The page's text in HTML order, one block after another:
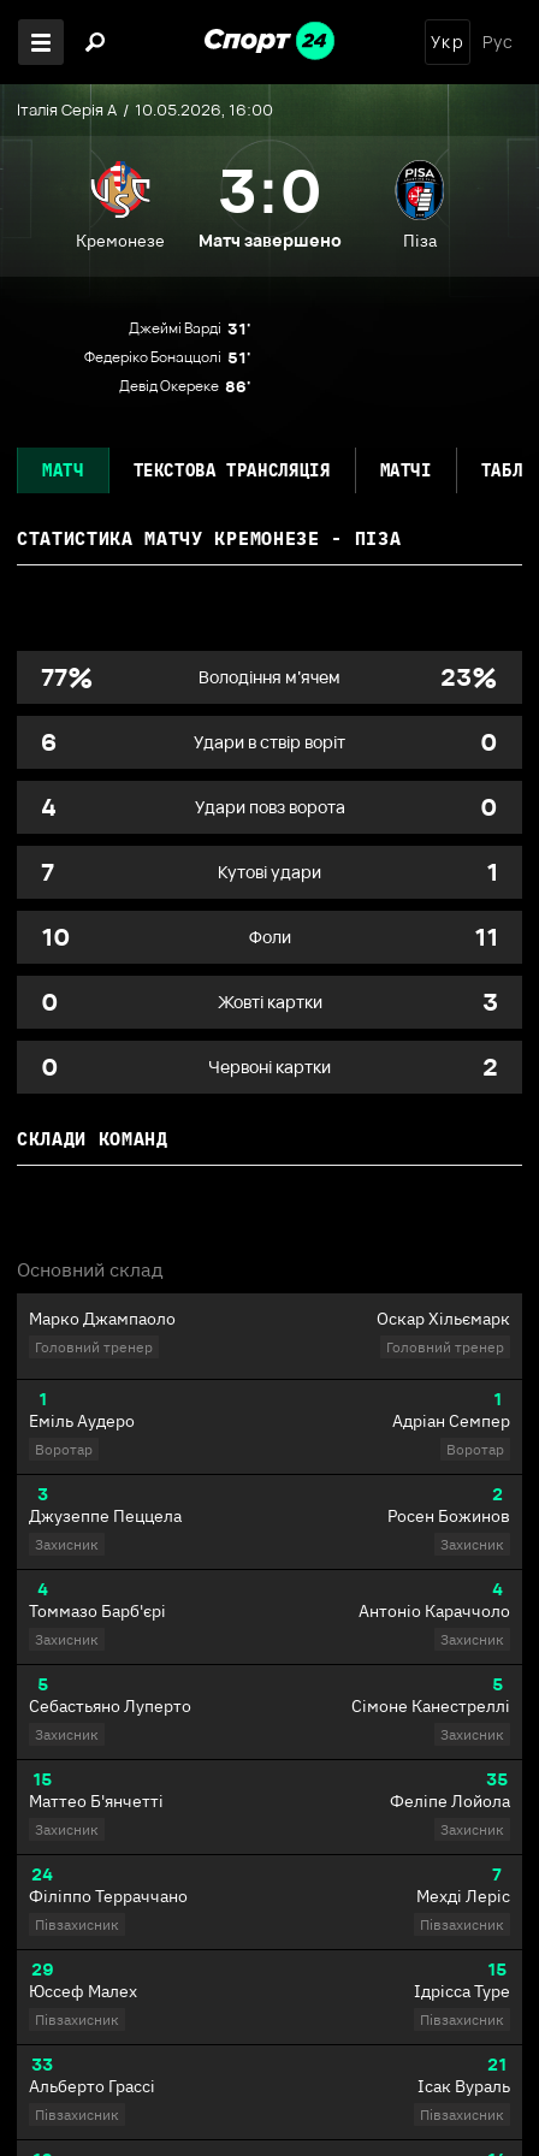
Укр Рус
Італія Серія А 10.05.2026, 16:00
Кремонезе
3:0
Матч завершено Піза
Джеймі Варді 31'
Федеріко Бонаццолі 51'
Девід Окереке 86'
МАТЧ ТЕКСТОВА ТРАНСЛЯЦІЯ МАТЧІ
СТАТИСТИКА МАТЧУ КРЕМОНЕЗЕ - ПІЗА
77% Володіння м’ячем 23%
6 Удари в ствір воріт
0
4
Удари повз ворота
0
7
Кутові удари
1
10
Фоли
11
0
Жовті картки
3
0
Червоні картки 2
СКЛАДИ КОМАНД
Основний склад
Марко Джампаоло
Головний тренер
1
Еміль Аудеро
Воротар
3
Джузеппе Пеццела
Захисник
4
Томмазо Барб'єрі
Захисник
5
Себастьяно Луперто
Захисник
15
Маттео Б'янчетті
Захисник
24
Філіппо Терраччано
Півзахисник
29
Юссеф Малех
Півзахисник
33
Альберто Грассі
Півзахисник
Оскар Хільємарк
Головний тренер
1
Адріан Семпер
Воротар
2
Росен Божинов
Захисник
4
Антоніо Караччоло
Захисник
5
Сімоне Канестреллі
Захисник
35
Феліпе Лойола
Захисник
7
Мехді Леріс
Півзахисник
15
Ідрісса Туре
Півзахисник
21
Ісак Вураль
Півзахисник